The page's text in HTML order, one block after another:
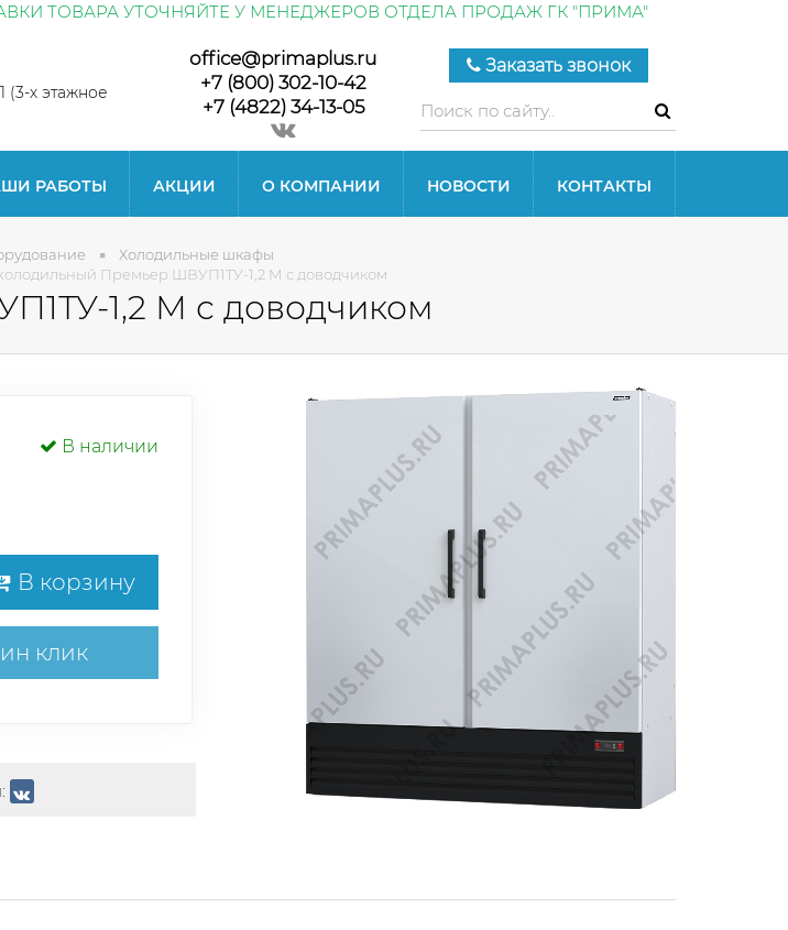
ТОВАРА УТОЧНЯЙТЕ У МЕНЕДЖЕРОВ ОТДЕЛА ПРОДАЖ ГК "ПРИМА"
(3-х этажное
office@primaplus.ru
+7 (800) 302-10-42
+7 (4822) 34-13-05
Заказать звонок
РАБОТЫ АКЦИИ О КОМПАНИИ НОВОСТИ КОНТАКТЫ
Холодильные шкафы
Премьер ШВУП1ТУ-1,2 М с доводчиком
1,2 М с доводчиком
В наличии
В корзину
клик